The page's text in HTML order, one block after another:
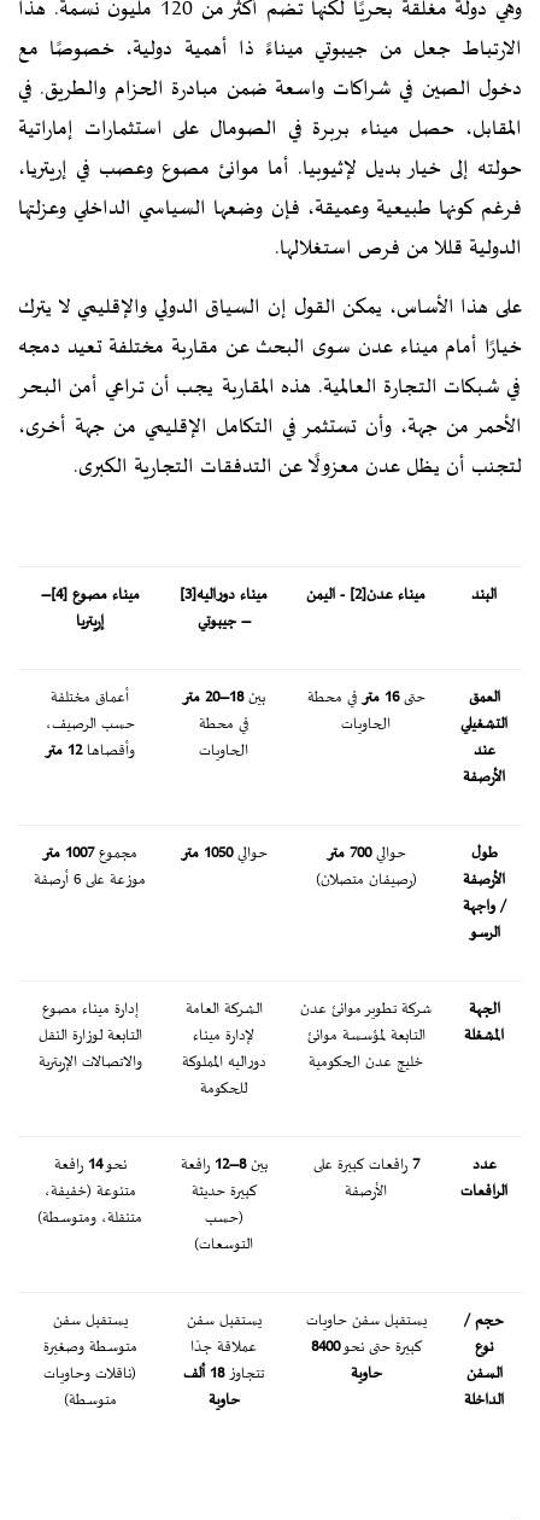
وهي دولة مغلقة بحريًا لكنها تضم أكثر من 120 مليون نسمة. هذا
الارتباط جعل من جيبوتي ميناءً ذا أهمية دولية، خصوصًا مع
دخول الصين في شراكات واسعة ضمن مبادرة الحزام والطريق. في
المقابل، حصل ميناء بربرة في الصومال على استثمارات إماراتية
حولته إلى خيار بديل لإثيوبيا. أما موانئ مصوع وعصب في إريتريا،
فرغم كونها طبيعية وعميقة، فإن وضعها السياسي الداخلي وعزلتها
الدولية قللا من فرص استغلالها.
على هذا الأساس، يمكن القول إن السياق الدولي والإقليمي لا يترك
خيارًا أمام ميناء عدن سوى البحث عن مقاربة مختلفة تعيد دمجه
في شبكات التجارة العالمية. هذه المقاربة يجب أن تراعي أمن البحر
الأحمر من جهة، وأن تستثمر في التكامل الإقليمي من جهة أخرى،
لتجنب أن يظل عدن معزولًا عن التدفقات التجارية الكبرى.
البند ميناء عدن[2] - اليمن ميناء دوراليه[3]
– جيبوتي
ميناء مصوع[4]
–
إريتريا
العمق
التشغيلي
عند
الأرصفة
حتى16 متر
في محطة
الحاويات
بين18–20 متر
في محطة
الحاويات
أعماق مختلفة
حسب الرصيف،
وأقصاها12 متر
طول
الأرصفة
/ واجهة
الرسو
حوالي700 متر
(رصيفان متصلان)
حوالي1050 متر مجموع1007 متر
موزعة على 6 أرصفة
الجهة
المشغلة
شركة تطوير موانئ عدن
التابعة لمؤسسة موانئ
خليج عدن الحكومية
الشركة العامة
لإدارة ميناء
دوراليه المملوكة
للحكومة
إدارة ميناء مصوع
التابعة لوزارة النقل
والاتصالات الإريترية
عدد
الرافعات
7رافعات كبيرة على
الأرصفة
بين8–12
رافعة
كبيرة حديثة
(حسب
التوسعات)
نحو14 رافعة
متنوعة (خفيفة،
متنقلة، ومتوسطة)
حجم /
نوع
السفن
الداخلة
يستقبل سفن حاويات
كبيرة حتى نحو8400
حاوية
يستقبل سفن
عملاقة جدًا
تتجاوز
18 ألف
حاوية
يستقبل سفن
متوسطة وصغيرة
(ناقلات وحاويات
متوسطة)